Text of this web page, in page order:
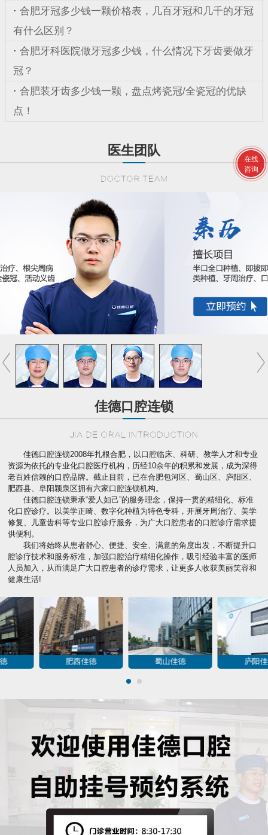
· 合肥牙冠多少钱一颗价格表，几百牙冠和几千的牙冠
有什么区别？
· 合肥牙科医院做牙冠多少钱，什么情况下牙齿要做牙
冠？
· 合肥装牙齿多少钱一颗，盘点烤瓷冠/全瓷冠的优缺
点！
医生团队
佳德口腔连锁
佳德口腔连锁2008年扎根合肥，以口腔临床、科研、教学人才和专业
资源为依托的专业化口腔医疗机构，历经10余年的积累和发展，成为深得
老百姓信赖的口腔品牌。截止目前，已在合肥包河区、蜀山区、庐阳区、
肥西县、阜阳颖泉区拥有六家口腔连锁机构。
佳德口腔连锁秉承“爱人如己”的服务理念，保持一贯的精细化、标准
化口腔诊疗。以美学正畸、数字化种植为特色专科，开展牙周治疗、美学
修复、儿童齿科等专业口腔诊疗服务，为广大口腔患者的口腔诊疗需求提
供便利。
我们将始终从患者舒心、便捷、安全、满意的角度出发，不断提升口
腔诊疗技术和服务标准，加强口腔治疗精细化操作，吸引经验丰富的医师
人员加入，从而满足广大口腔患者的诊疗需求，让更多人收获美丽笑容和
健康生活!
在线
咨询